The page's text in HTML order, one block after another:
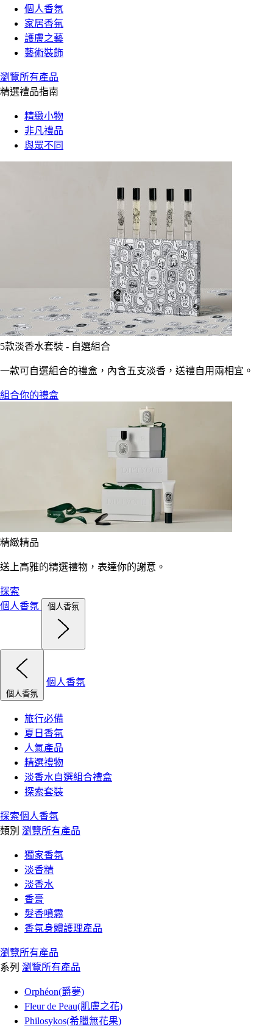
個人香氛
家居香氛
護膚之藝
藝術裝飾
瀏覽所有產品
精選禮品指南
精緻小物
非凡禮品
與眾不同
5款淡香水套裝 - 自選組合
一款可自選組合的禮盒，內含五支淡香，送禮自用兩相宜。
組合你的禮盒
精緻精品
送上高雅的精選禮物，表達你的謝意。
探索
個人香氛
個人香氛
個人香氛
個人香氛
旅行必備
夏日香氛
人氣產品
精選禮物
淡香水自選組合禮盒
探索套裝
探索個人香氛
類別 瀏覽所有產品
獨家香氛
淡香精
淡香水
香膏
髮香噴霧
香氛身體護理產品
瀏覽所有產品
系列 瀏覽所有產品
Orphéon(爵夢)
Fleur de Peau(肌膚之花)
Philosykos(希臘無花果)